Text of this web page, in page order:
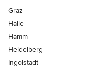
Graz
Halle
Hamm
Heidelberg
Ingolstadt